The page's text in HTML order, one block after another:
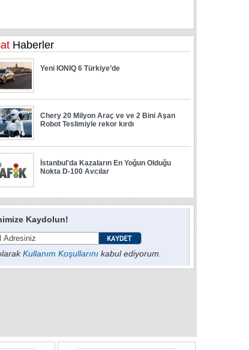
Kaydolun!
Kullanım Koşullarını kabul ediyorum.